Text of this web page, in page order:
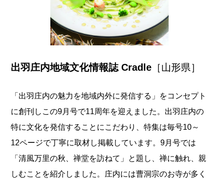
出羽庄内地域文化情報誌 Cradle ［山形県］
「出羽庄内の魅力を地域内外に発信する」をコンセプト
に創刊しこの9月号で11周年を迎えました。出羽庄内の
特に文化を発信することにこだわり、特集は毎号10～
12ページで丁寧に取材し掲載しています。9月号では
「清風万里の秋、禅堂を訪ねて」と題し、禅に触れ、親
しむことを紹介しました。庄内には曹洞宗のお寺が多く